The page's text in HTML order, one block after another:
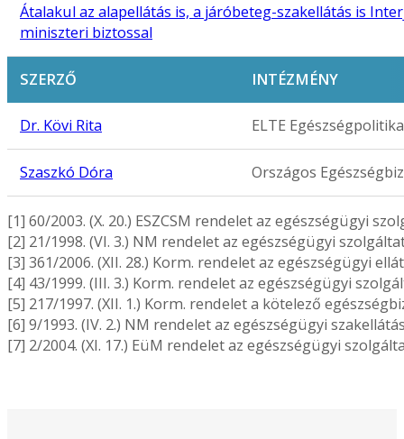
Átalakul az alapellátás is, a járóbeteg-szakellátás is
miniszteri biztossal
SZERZŐ INTÉZMÉNY
Dr. Kövi Rita ELTE
Szaszkó Dóra Országos
[1] 60/2003. (X. 20.) ESZCSM rendelet az egészségügyi
[2] 21/1998. (VI. 3.) NM rendelet az egészségügyi
[3] 361/2006. (XII. 28.) Korm. rendelet az egészségügyi
[4] 43/1999. (III. 3.) Korm. rendelet az egészségügyi
[5] 217/1997. (XII. 1.) Korm. rendelet a kötelező
[6] 9/1993. (IV. 2.) NM rendelet az egészségügyi
[7] 2/2004. (XI. 17.) EüM rendelet az egészségügyi